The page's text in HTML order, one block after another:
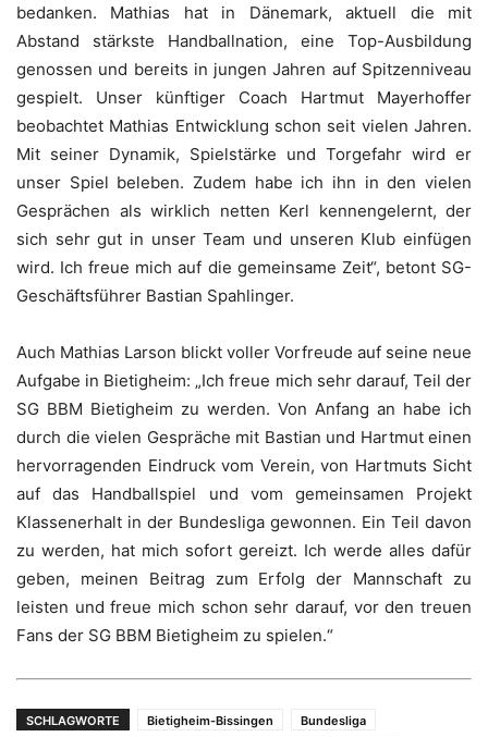
bedanken. Mathias hat in Dänemark, aktuell die mit
Abstand stärkste Handballnation, eine Top-Ausbildung
genossen und bereits in jungen Jahren auf Spitzenniveau
gespielt. Unser künftiger Coach Hartmut Mayerhoffer
beobachtet Mathias Entwicklung schon seit vielen Jahren.
Mit seiner Dynamik, Spielstärke und Torgefahr wird er
unser Spiel beleben. Zudem habe ich ihn in den vielen
Gesprächen als wirklich netten Kerl kennengelernt, der
sich sehr gut in unser Team und unseren Klub einfügen
wird. Ich freue mich auf die gemeinsame Zeit“, betont SG-
Geschäftsführer Bastian Spahlinger.
Auch Mathias Larson blickt voller Vorfreude auf seine neue
Aufgabe in Bietigheim: „Ich freue mich sehr darauf, Teil der
SG BBM Bietigheim zu werden. Von Anfang an habe ich
durch die vielen Gespräche mit Bastian und Hartmut einen
hervorragenden Eindruck vom Verein, von Hartmuts Sicht
auf das Handballspiel und vom gemeinsamen Projekt
Klassenerhalt in der Bundesliga gewonnen. Ein Teil davon
zu werden, hat mich sofort gereizt. Ich werde alles dafür
geben, meinen Beitrag zum Erfolg der Mannschaft zu
leisten und freue mich schon sehr darauf, vor den treuen
Fans der SG BBM Bietigheim zu spielen.“
SCHLAGWORTE Bietigheim-Bissingen
Bundesliga